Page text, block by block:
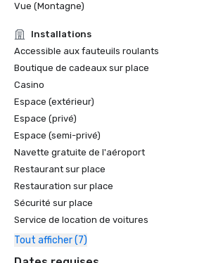
Vue (Montagne)
Installations
Accessible aux fauteuils roulants
Boutique de cadeaux sur place
Casino
Espace (extérieur)
Espace (privé)
Espace (semi-privé)
Navette gratuite de l'aéroport
Restaurant sur place
Restauration sur place
Sécurité sur place
Service de location de voitures
Tout afficher (7)